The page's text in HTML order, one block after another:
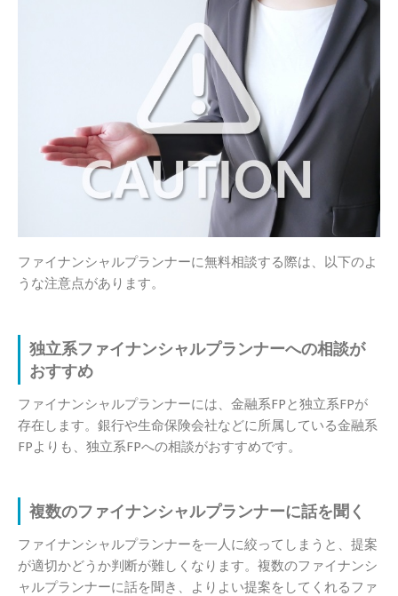
ファイナンシャルプランナーに無料相談する際は、以下のよ
うな注意点があります。
独立系ファイナンシャルプランナーへの相談が
おすすめ
ファイナンシャルプランナーには、金融系FPと独立系FPが
存在します。銀行や生命保険会社などに所属している金融系
FPよりも、独立系FPへの相談がおすすめです。
複数のファイナンシャルプランナーに話を聞く
ファイナンシャルプランナーを一人に絞ってしまうと、提案
が適切かどうか判断が難しくなります。複数のファイナンシ
ャルプランナーに話を聞き、よりよい提案をしてくれるファ